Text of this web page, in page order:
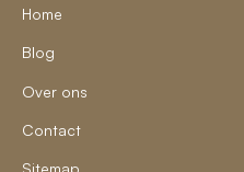
Home
Blog
Over ons
Contact